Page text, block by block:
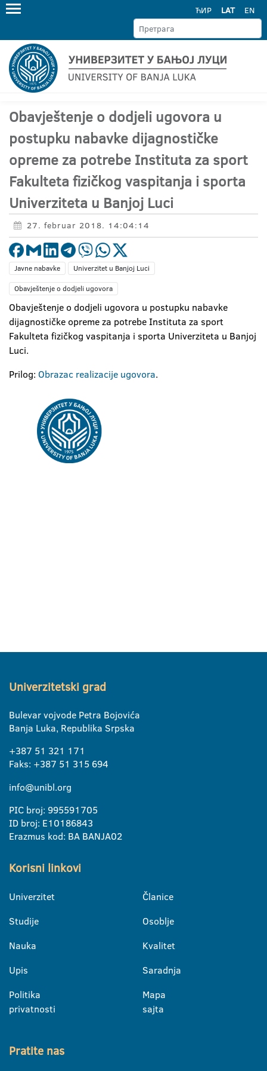
ЋИР LAT EN
Obavještenje o dodjeli ugovora u
postupku nabavke dijagnostičke
opreme za potrebe Instituta za sport
Fakulteta fizičkog vaspitanja i sporta
Univerziteta u Banjoj Luci
27. februar 2018. 14:04:14
Javne nabavke
Univerzitet u Banjoj Luci
Obavještenje o dodjeli ugovora
Obavještenje o dodjeli ugovora u postupku nabavke
dijagnostičke opreme za potrebe Instituta za sport
Fakulteta fizičkog vaspitanja i sporta Univerziteta u Banjoj
Luci.
Prilog: Obrazac realizacije ugovora.
Univerzitetski grad
Bulevar vojvode Petra Bojovića
Banja Luka, Republika Srpska
+387 51 321 171
Faks: +387 51 315 694
info@unibl.org
PIC broj: 995591705
ID broj: E10186843
Erazmus kod: BA BANJA02
Korisni linkovi
Univerzitet
Studije
Nauka
Upis
Politika
privatnosti
Članice
Osoblje
Kvalitet
Saradnja
Mapa
sajta
Pratite nas